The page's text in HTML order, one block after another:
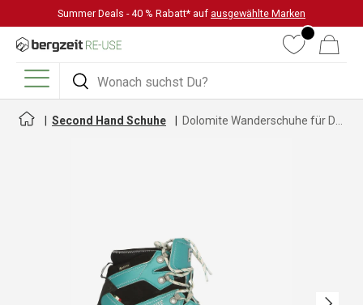
DIREKT ZUM INHALT
Summer Deals - 40 % Rabatt* auf ausgewählte Marken
Suchen
Suchen
WunschlisteWarenkorb
Menü
Second Hand Schuhe
Nächste